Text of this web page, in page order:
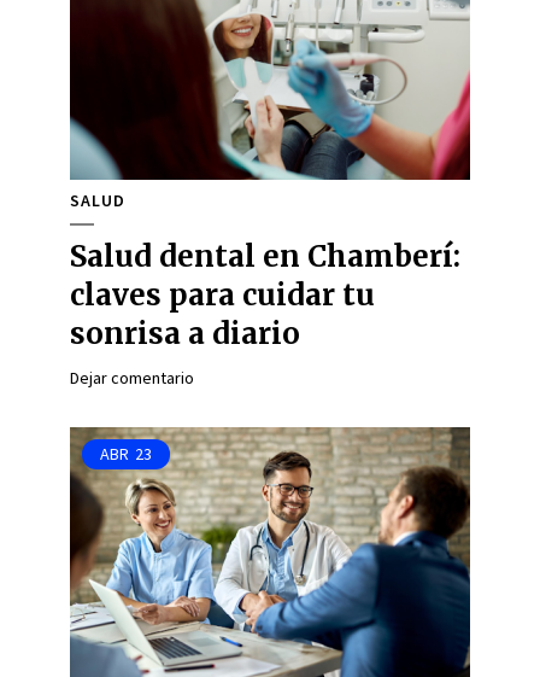
SALUD
Salud dental en Chamberí:
claves para cuidar tu
sonrisa a diario
Dejar comentario
ABR 23